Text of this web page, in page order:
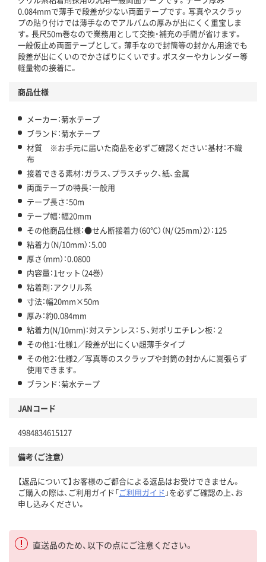
0.084mmで薄手で段差が少ない両面テープです。写真やスクラッ
プの貼り付けでは薄手なのでアルバムの厚みが出にくく重宝しま
す。長尺50m巻なので業務用として交換・補充の手間が省けます。
一般仮止め両面テープとして。薄手なので封筒等の封かん用途でも
段差が出にくいのでかさばりにくいです。ポスターやカレンダー等
軽量物の接着に。
商品仕様
メーカー：菊水テープ
ブランド：菊水テープ
材質 ※お手元に届いた商品を必ずご確認ください：基材：不織
布
接着できる素材：ガラス、プラスチック、紙、金属
両面テープの特長：一般用
テープ長さ：50m
テープ幅：幅20mm
その他商品仕様：●せん断接着力（60℃）（N/（25mm）2）：125
粘着力（N/10mm）：5.00
厚さ（mm）：0.0800
内容量：1セット（24巻）
粘着剤：アクリル系
寸法：幅20mm×50m
厚み：約0.084mm
粘着力(N/10mm)：対ステンレス：５、対ポリエチレン板：２
その他1：仕様1／段差が出にくい超薄手タイプ
その他2：仕様2／写真等のスクラップや封筒の封かんに嵩張らず
使用できます。
ブランド：菊水テープ
JANコード
4984834615127
備考（ご注意）
【返品について】お客様のご都合による返品はお受けできません。
ご購入の際は、ご利用ガイド「ご利用ガイド 」を必ずご確認の上、お
申し込みください。
直送品のため、以下の点にご注意ください。